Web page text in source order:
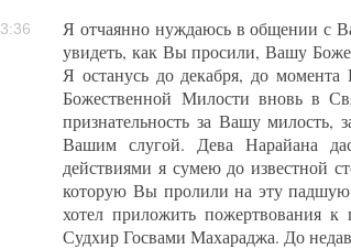
Я отчаянно нуждаюсь в общении с
увидеть, как Вы просили, Вашу
Я останусь до декабря, до
Божественной Милости вновь в
признательность за Вашу
Вашим слугой. Дева Нарайана
действиями я сумею до известной
которую Вы пролили на эту
хотел приложить пожертвования
Судхир Госвами Махараджа. До